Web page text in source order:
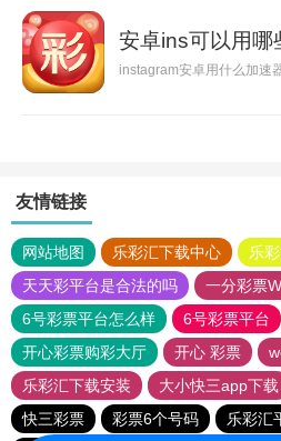
安卓ins可以用哪
instagram安卓用什么加速
友情链接
网站地图 乐彩汇下载中心
乐
天天彩平台是合法的吗
一分彩票
6号彩票平台怎么样
6号彩票平台
开心彩票购彩大厅
开心 彩票
乐彩汇下载安装
大小快三app下载
快三彩票
彩票6个号码 乐彩汇